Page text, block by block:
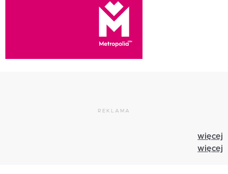
REKLAMA
więcej
więcej